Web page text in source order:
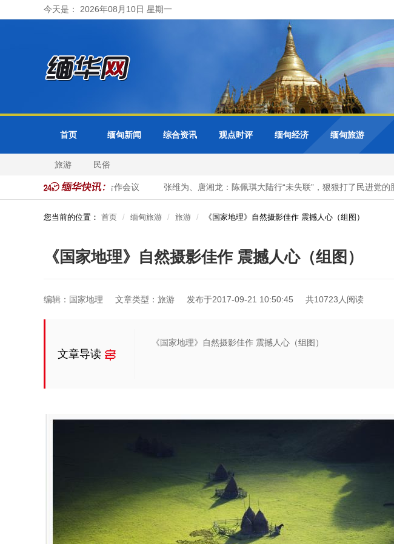
今天是： 2026年08月10日 星期一
首页 缅甸新闻 综合资讯 观点时评 缅甸经济 缅甸旅游
旅游 民俗
席东盟+3公务员事务合作会议 张维为、唐湘龙：陈佩琪大陆行“未失联”，狠狠打了民进党的脸
您当前的位置： 首页 缅甸旅游 旅游 《国家地理》自然摄影佳作 震撼人心（组图）
《国家地理》自然摄影佳作 震撼人心（组图）
编辑：国家地理 文章类型：旅游 发布于2017-09-21 10:50:45 共10723人阅读
文章导读
《国家地理》自然摄影佳作 震撼人心（组图）